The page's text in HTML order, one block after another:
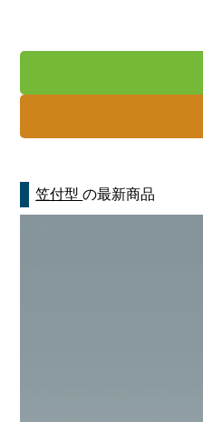
笠付型の最新商品